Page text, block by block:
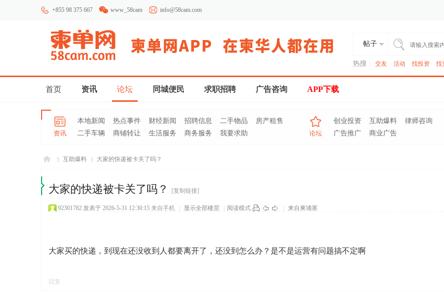
+855 98 375 667 www_58cam info@58cam.com
帖子
热搜 : 交友 活动 找投资 找
首页 资讯 论坛 同城便民 求职招聘 广告咨询 APP下载
资讯
本地新闻 热点事件 财经新闻 招聘信息 二手物品
房产租售
二手车辆
商铺转让 生活服务 商务服务 我要求助 论坛
创业投资 互助爆料
律师咨询
广告推广
商业广告
互助爆料 大家的快递被卡关了吗？
大家的快递被卡关了吗？ [复制链接]
92301782 发表于 2026-5-31 12:30:15 来自手机 显示全部楼层 阅读模式 来自柬埔寨
大家买的快递，到现在还没收到人都要离开了，还没到怎么办？是不是运营有问题搞不定啊
回复